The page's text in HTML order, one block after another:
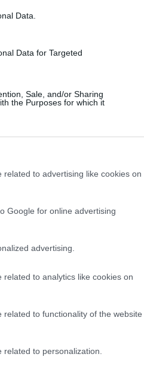
Data.
Data for Targeted
Sale, and/or Sharing
the Purposes for which it
to advertising like cookies on
Google for online advertising
advertising.
to analytics like cookies on
to functionality of the website
to personalization.